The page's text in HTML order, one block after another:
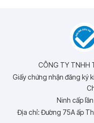
CÔNG TY TNHH
Giấy chứng nhận đăng ký
Ninh cấp
Địa chỉ: Đường 75A ấp